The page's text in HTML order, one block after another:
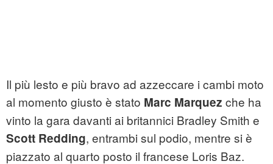
Il più lesto e più bravo ad azzeccare i cambi moto
al momento giusto è stato Marc Marquez che ha
vinto la gara davanti ai britannici Bradley Smith e
Scott Redding, entrambi sul podio, mentre si è
piazzato al quarto posto il francese Loris Baz.